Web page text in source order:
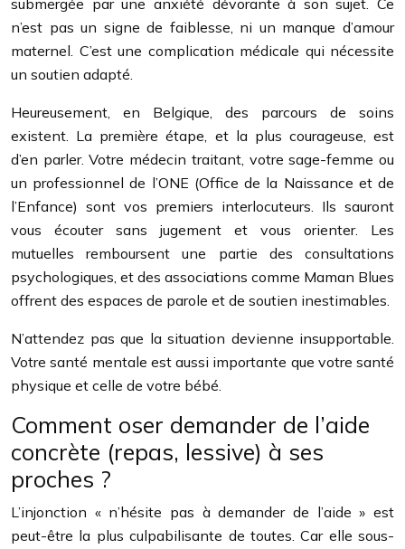
submergée par une anxiété dévorante à son sujet. Ce
n’est pas un signe de faiblesse, ni un manque d’amour
maternel. C’est une complication médicale qui nécessite
un soutien adapté.
Heureusement, en Belgique, des parcours de soins
existent. La première étape, et la plus courageuse, est
d’en parler. Votre médecin traitant, votre sage-femme ou
un professionnel de l’ONE (Office de la Naissance et de
l’Enfance) sont vos premiers interlocuteurs. Ils sauront
vous écouter sans jugement et vous orienter. Les
mutuelles remboursent une partie des consultations
psychologiques, et des associations comme Maman Blues
offrent des espaces de parole et de soutien inestimables.
N’attendez pas que la situation devienne insupportable.
Votre santé mentale est aussi importante que votre santé
physique et celle de votre bébé.
Comment oser demander de l’aide
concrète (repas, lessive) à ses
proches ?
L’injonction « n’hésite pas à demander de l’aide » est
peut-être la plus culpabilisante de toutes. Car elle sous-